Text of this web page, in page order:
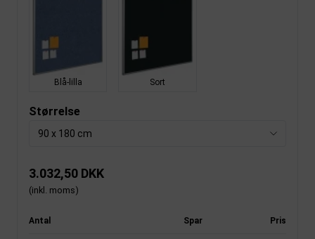
Blå-lilla Sort
Størrelse
90 x 180 cm
3.032,50 DKK
(inkl. moms)
Antal Spar Pris